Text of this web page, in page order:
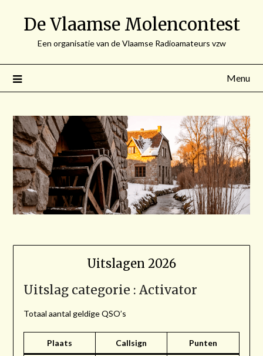
De Vlaamse Molencontest
Een organisatie van de Vlaamse Radioamateurs vzw
Menu
Uitslagen 2026
Uitslag categorie : Activator
Totaal aantal geldige QSO’s
Plaats Callsign Punten